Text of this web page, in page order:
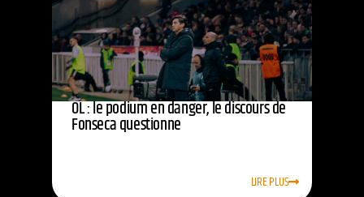
OL : le podium en danger, le discours de
Fonseca questionne
LIRE PLUS